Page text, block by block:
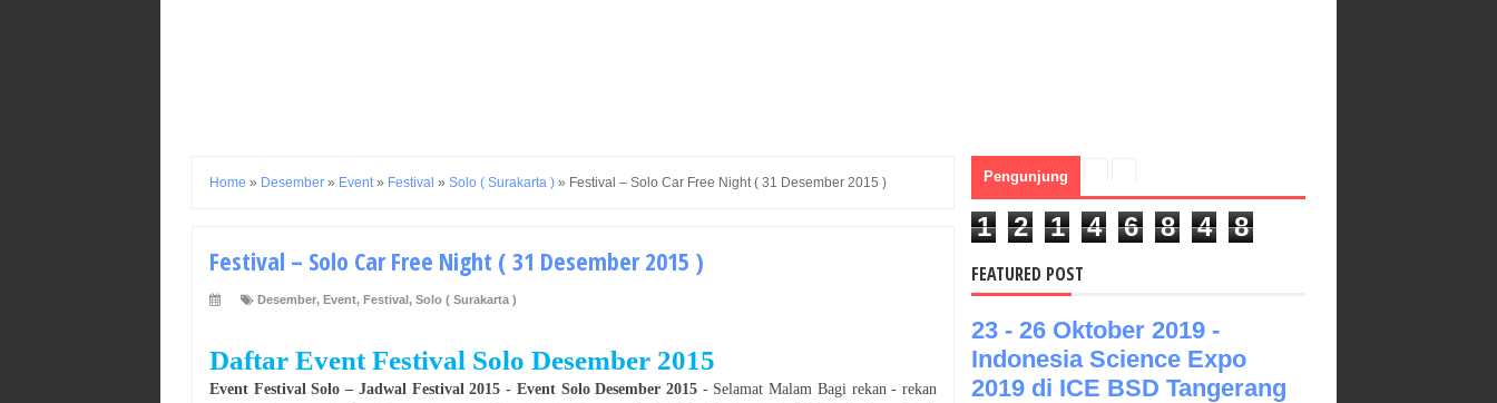
Home » Desember » Event » Festival » Solo ( Surakarta ) » Festival – Solo Car Free Night ( 31 Desember 2015 )
Festival – Solo Car Free Night ( 31 Desember 2015 )
Desember, Event, Festival, Solo ( Surakarta )
Daftar Event Festival Solo Desember 2015
Event Festival Solo – Jadwal Festival 2015 - Event Solo Desember 2015- SelamatMalam Bagi rekan - rekan
Pengunjung
1 2 1 4 6 8 4 8
FEATURED POST
23 - 26 Oktober 2019 -
Indonesia Science Expo
2019 di ICE BSD Tangerang